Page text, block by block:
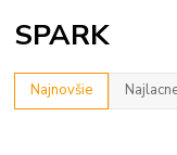
SPARK
Najnovšie